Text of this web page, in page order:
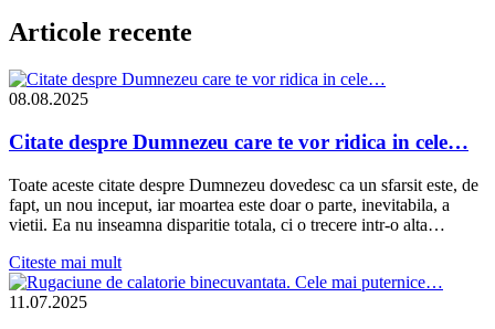
Articole recente
08.08.2025
Citate despre Dumnezeu care te vor ridica in cele…
Toate aceste citate despre Dumnezeu dovedesc ca un sfarsit este, de
fapt, un nou inceput, iar moartea este doar o parte, inevitabila, a
vietii. Ea nu inseamna disparitie totala, ci o trecere intr-o alta…
Citeste mai mult
11.07.2025